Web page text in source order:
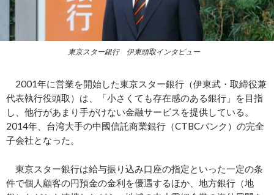
東京スター銀行 伊東頭取インタビュー
2001年に営業を開始した東京スター銀行（伊東武・取締役兼
代表執行役頭取）は、「小さくても存在感のある銀行」を目指
し、他行があまり手がけない金融サービスを提供している。
2014年、台湾大手の中國信託商業銀行（CTBCバンク）の完全
子会社となった。
東京スター銀行は給与振り込み口座の指定といった一定の条
件で個人顧客の円預金の金利を優遇するほか、地方銀行（地